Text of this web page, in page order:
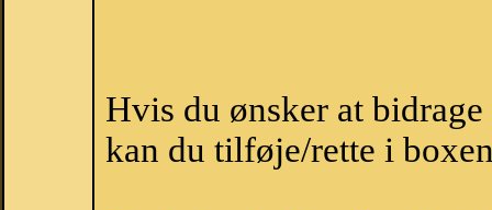
Hvis du ønsker at
kan du tilføje/rette i